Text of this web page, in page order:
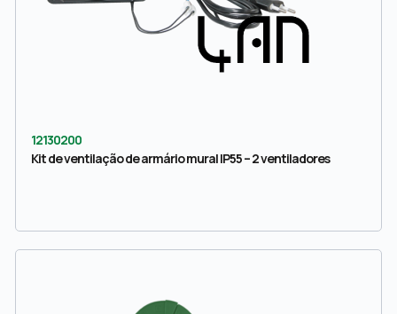
12130200
Kit de ventilação de armário mural IP55 – 2 ventiladores